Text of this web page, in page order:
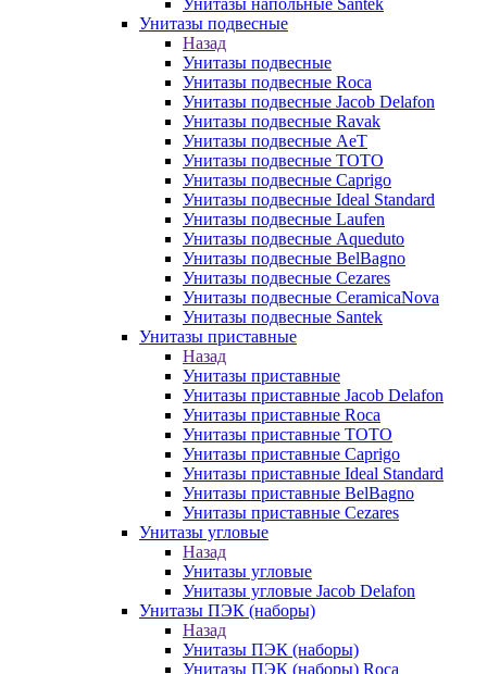
Унитазы напольные Santek
Унитазы подвесные
Назад
Унитазы подвесные
Унитазы подвесные Roca
Унитазы подвесные Jacob Delafon
Унитазы подвесные Ravak
Унитазы подвесные AeT
Унитазы подвесные TOTO
Унитазы подвесные Caprigo
Унитазы подвесные Ideal Standard
Унитазы подвесные Laufen
Унитазы подвесные Aqueduto
Унитазы подвесные BelBagno
Унитазы подвесные Cezares
Унитазы подвесные CeramicaNova
Унитазы подвесные Santek
Унитазы приставные
Назад
Унитазы приставные
Унитазы приставные Jacob Delafon
Унитазы приставные Roca
Унитазы приставные TOTO
Унитазы приставные Caprigo
Унитазы приставные Ideal Standard
Унитазы приставные BelBagno
Унитазы приставные Cezares
Унитазы угловые
Назад
Унитазы угловые
Унитазы угловые Jacob Delafon
Унитазы ПЭК (наборы)
Назад
Унитазы ПЭК (наборы)
Унитазы ПЭК (наборы) Roca